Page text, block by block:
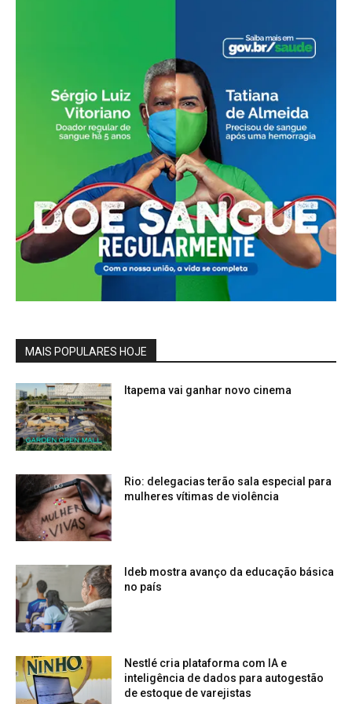
MAIS POPULARES HOJE
Itapema vai ganhar novo cinema
Rio: delegacias terão sala especial para
mulheres vítimas de violência
Ideb mostra avanço da educação básica
no país
Nestlé cria plataforma com IA e
inteligência de dados para autogestão
de estoque de varejistas